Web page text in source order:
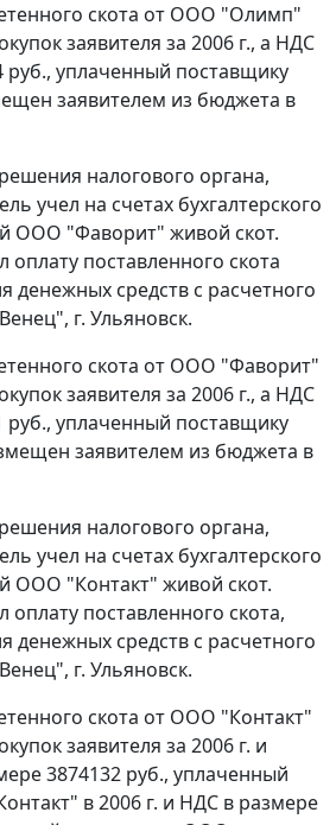
скота от ООО "Олимп"
заявителя за 2006 г., а НДС
руб., уплаченный поставщику
заявителем из бюджета в
налогового органа,
учел на счетах бухгалтерского
ООО "Фаворит" живой скот.
оплату поставленного скота
денежных средств с расчетного
г. Ульяновск.
скота от ООО "Фаворит"
заявителя за 2006 г., а НДС
руб., уплаченный поставщику
заявителем из бюджета в
налогового органа,
учел на счетах бухгалтерского
ООО "Контакт" живой скот.
оплату поставленного скота,
денежных средств с расчетного
г. Ульяновск.
скота от ООО "Контакт"
заявителя за 2006 г. и
3874132 руб., уплаченный
в 2006 г. и НДС в размере